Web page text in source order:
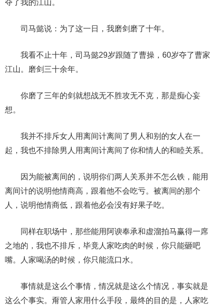
夺了我的江山。
司马懿说：为了这一日，我磨剑磨了十年。
我看不止十年，司马懿29岁跟随了曹操，60岁夺了曹家
江山。磨剑三十余年。
你磨了三年的剑就想战无不胜攻无不克，那是痴心妄
想。
我并不排斥女人用离间计离间了男人和别的女人在一
起，我也不排除男人用离间计离间了你和情人的和睦关系。
因为能被离间的，说明你们两人关系并不怎么铁，能用
离间计的说明他情商高，跟着他不会吃亏。被离间的那个
人，说明他情商低，跟着他必会没有好果子吃。
同样在职场中，那些能用阿谀奉承和虚溜拍马赢得一席
之地的，我也不排斥，毕竟人家吃肉的时候，你只能砸吧
嘴。人家喝汤的时候，你只能流口水。
事情就是这么个事情，情况就是这么个情况，事实就是
这么个事实。甭管人家用什么手段，最终的目的是，人家吃